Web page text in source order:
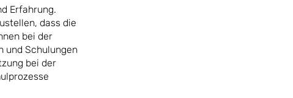
Erfahrung.
dass die
bei der
und Schulungen
bei der